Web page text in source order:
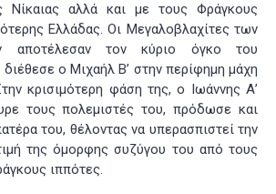
Νίκαιας αλλά και με τους Φράγκους
Ελλάδας. Οι Μεγαλοβλαχίτες των
αποτέλεσαν τον κύριο όγκο του
ο Μιχαήλ Β’ στην περίφημη μάχη
κρισιμότερη φάση της, ο Ιωάννης Α’
τους πολεμιστές του, πρόδωσε και
του, θέλοντας να υπερασπιστεί την
της όμορφης συζύγου του από τους
ιππότες.